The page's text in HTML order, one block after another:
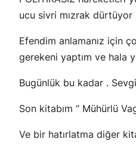
ucu sivri mızrak
Efendim anlamanız için
gerekeni yaptım ve hala
Bugünlük bu kadar .
Son kitabım “ Mühürlü
Ve bir hatırlatma diğer